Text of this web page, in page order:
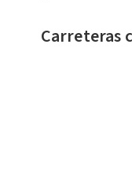
Carreteras